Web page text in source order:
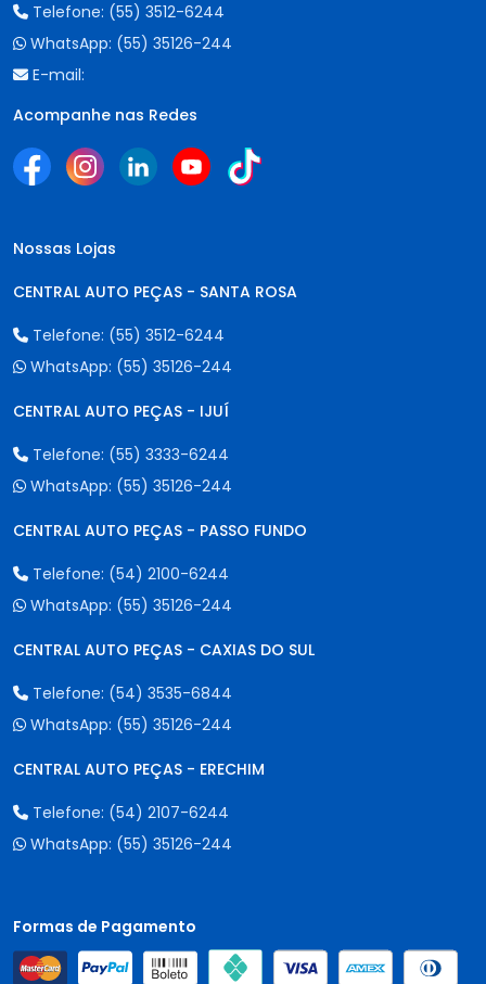
Telefone: (55) 3512-6244
WhatsApp: (55) 35126-244
E-mail:
Acompanhe nas Redes
Nossas Lojas
CENTRAL AUTO PEÇAS - SANTA ROSA
Telefone: (55) 3512-6244
WhatsApp: (55) 35126-244
CENTRAL AUTO PEÇAS - IJUÍ
Telefone: (55) 3333-6244
WhatsApp: (55) 35126-244
CENTRAL AUTO PEÇAS - PASSO FUNDO
Telefone: (54) 2100-6244
WhatsApp: (55) 35126-244
CENTRAL AUTO PEÇAS - CAXIAS DO SUL
Telefone: (54) 3535-6844
WhatsApp: (55) 35126-244
CENTRAL AUTO PEÇAS - ERECHIM
Telefone: (54) 2107-6244
WhatsApp: (55) 35126-244
Formas de Pagamento